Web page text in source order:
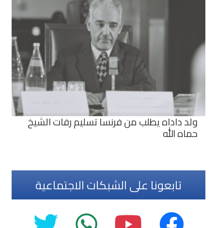
ولد داداه يطلب من فرنسا تسليم رفات الشيخ
حماه الله
تابعونا على الشبكات الاجتماعية